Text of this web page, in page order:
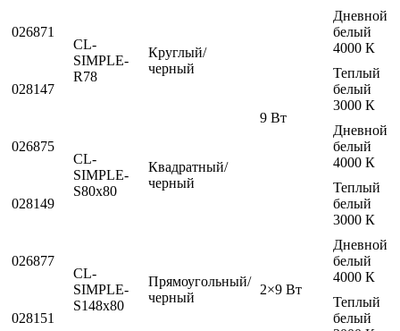
026871
CL-
SIMPLE-
R78
Круглый/
черный
9 Вт
Дневной
белый
4000 К
028147
Теплый
белый
3000 К
026875
CL-
SIMPLE-
S80x80
Квадратный/
черный
Дневной
белый
4000 К
028149
Теплый
белый
3000 К
026877
CL-
SIMPLE-
S148x80
Прямоугольный/
черный
2×9 Вт
Дневной
белый
4000 К
028151
Теплый
белый